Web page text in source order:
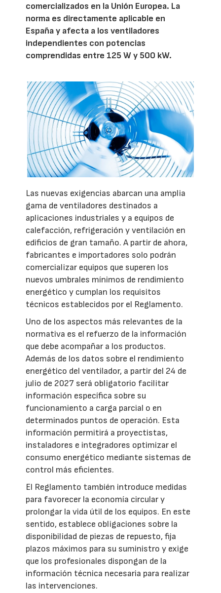
comercializados en la Unión Europea. La
norma es directamente aplicable en
España y afecta a los ventiladores
independientes con potencias
comprendidas entre 125 W y 500 kW.
Las nuevas exigencias abarcan una amplia
gama de ventiladores destinados a
aplicaciones industriales y a equipos de
calefacción, refrigeración y ventilación en
edificios de gran tamaño. A partir de ahora,
fabricantes e importadores solo podrán
comercializar equipos que superen los
nuevos umbrales mínimos de rendimiento
energético y cumplan los requisitos
técnicos establecidos por el Reglamento.
Uno de los aspectos más relevantes de la
normativa es el refuerzo de la información
que debe acompañar a los productos.
Además de los datos sobre el rendimiento
energético del ventilador, a partir del 24 de
julio de 2027 será obligatorio facilitar
información específica sobre su
funcionamiento a carga parcial o en
determinados puntos de operación. Esta
información permitirá a proyectistas,
instaladores e integradores optimizar el
consumo energético mediante sistemas de
control más eficientes.
El Reglamento también introduce medidas
para favorecer la economía circular y
prolongar la vida útil de los equipos. En este
sentido, establece obligaciones sobre la
disponibilidad de piezas de repuesto, fija
plazos máximos para su suministro y exige
que los profesionales dispongan de la
información técnica necesaria para realizar
las intervenciones.